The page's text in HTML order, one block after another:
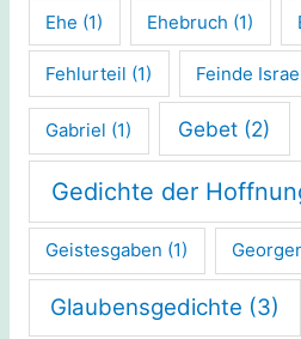
Ehe (1) Ehebruch (1)
Fehlurteil (1) Feinde
Gabriel (1) Gebet (2)
Gedichte der
Geistesgaben (1)
Glaubensgedichte (3)